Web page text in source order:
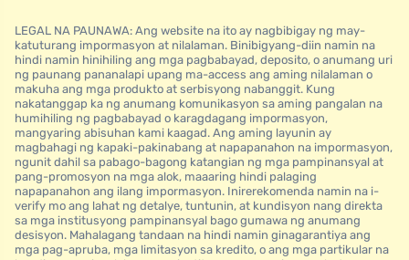
LEGAL NA PAUNAWA: Ang website na ito ay nagbibigay ng may-
katuturang impormasyon at nilalaman. Binibigyang-diin namin na
hindi namin hinihiling ang mga pagbabayad, deposito, o anumang uri
ng paunang pananalapi upang ma-access ang aming nilalaman o
makuha ang mga produkto at serbisyong nabanggit. Kung
nakatanggap ka ng anumang komunikasyon sa aming pangalan na
humihiling ng pagbabayad o karagdagang impormasyon,
mangyaring abisuhan kami kaagad. Ang aming layunin ay
magbahagi ng kapaki-pakinabang at napapanahon na impormasyon,
ngunit dahil sa pabago-bagong katangian ng mga pampinansyal at
pang-promosyon na mga alok, maaaring hindi palaging
napapanahon ang ilang impormasyon. Inirerekomenda namin na i-
verify mo ang lahat ng detalye, tuntunin, at kundisyon nang direkta
sa mga institusyong pampinansyal bago gumawa ng anumang
desisyon. Mahalagang tandaan na hindi namin ginagarantiya ang
mga pag-apruba, mga limitasyon sa kredito, o ang mga partikular na